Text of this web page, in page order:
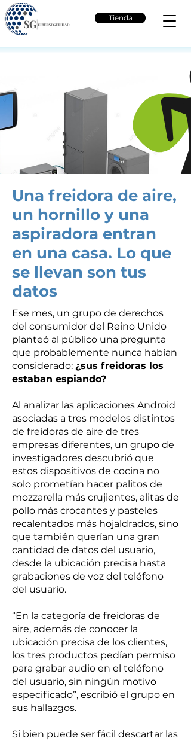
Tienda
Una freidora de aire,
un hornillo y una
aspiradora entran
en una casa. Lo que
se llevan son tus
datos
Ese mes, un grupo de derechos
del consumidor del Reino Unido
planteó al público una pregunta
que probablemente nunca habían
considerado: ¿sus freidoras los
estaban espiando?
Al analizar las aplicaciones Android
asociadas a tres modelos distintos
de freidoras de aire de tres
empresas diferentes, un grupo de
investigadores descubrió que
estos dispositivos de cocina no
solo prometían hacer palitos de
mozzarella más crujientes, alitas de
pollo más crocantes y pasteles
recalentados más hojaldrados, sino
que también querían una gran
cantidad de datos del usuario,
desde la ubicación precisa hasta
grabaciones de voz del teléfono
del usuario.
“En la categoría de freidoras de
aire, además de conocer la
ubicación precisa de los clientes,
los tres productos pedían permiso
para grabar audio en el teléfono
del usuario, sin ningún motivo
especificado”, escribió el grupo en
sus hallazgos.
Si bien puede ser fácil descartar las